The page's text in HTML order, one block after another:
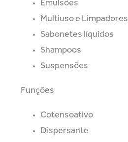
Emulsões
Multiuso e Limpadores
Sabonetes líquidos
Shampoos
Suspensões
Funções
Cotensoativo
Dispersante